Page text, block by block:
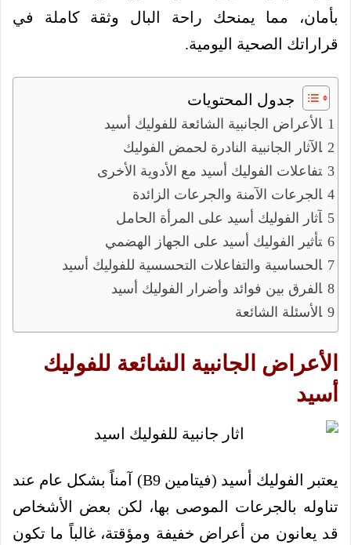
بأمان، مما يمنحك راحة البال وثقة كاملة في
قراراتك الصحية اليومية.
جدول المحتويات
الأعراض الجانبية الشائعة للفوليك أسيد
الآثار الجانبية النادرة لحمض الفوليك
تفاعلات الفوليك أسيد مع الأدوية الأخرى
الجرعات الآمنة والجرعات الزائدة
آثار الفوليك أسيد على المرأة الحامل
تأثير الفوليك أسيد على الجهاز الهضمي
الحساسية والتفاعلات التحسسية للفوليك أسيد
الفرق بين فوائد وأضرار الفوليك أسيد
الأسئلة الشائعة
الأعراض الجانبية الشائعة للفوليك
أسيد
يعتبر الفوليك أسيد (فيتامين B9) آمناً بشكل عام عند
تناوله بالجرعات الموصى بها، لكن بعض الأشخاص
قد يعانون من أعراض خفيفة ومؤقتة، غالباً ما تكون